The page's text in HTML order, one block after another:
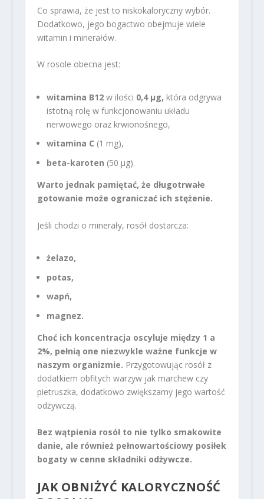
Co sprawia, że jest to niskokaloryczny wybór.
Dodatkowo, jego bogactwo obejmuje wiele
witamin i minerałów.
W rosole obecna jest:
witamina B12w ilości 0,4 µg, która odgrywa
istotną rolę w funkcjonowaniu układu
nerwowego oraz krwionośnego,
witamina C (1 mg),
beta-karoten (50 µg).
Warto jednak pamiętać, że długotrwałe
gotowanie może ograniczać ich stężenie.
Jeśli chodzi o minerały, rosół dostarcza:
żelazo,
potas,
wapń,
magnez.
Choć ich koncentracja oscyluje między 1 a
2%, pełnią one niezwykle ważne funkcje w
naszym organizmie. Przygotowując rosół z
dodatkiem obfitych warzyw jak marchew czy
pietruszka, dodatkowo zwiększamy jego wartość
odżywczą.
Bez wątpienia rosół to nie tylko smakowite
danie, ale również pełnowartościowy posiłek
bogaty w cenne składniki odżywcze.
JAK OBNIŻYĆ KALORYCZNOŚĆ